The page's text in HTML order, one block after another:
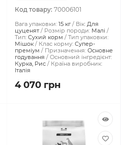
Код товару: 70006101
Вага упаковки: 15 кг Вік: Для
цуценят
Розмір породи: Малі
Тип: Сухий корм
Тип упаковки:
Мішок
Клас корму: Супер-
преміум
Призначення: Основне
годування
Основний інгредієнт:
Курка, Рис
Країна виробник:
Італія
4 070 грн